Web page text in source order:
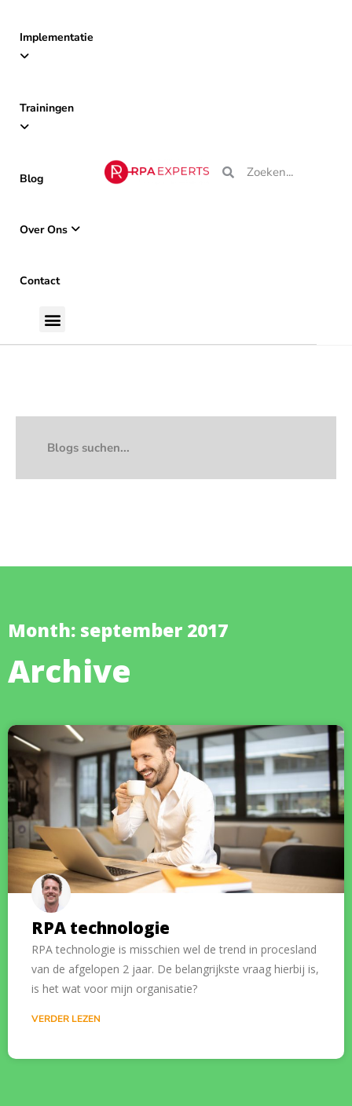
Implementatie
Trainingen
Blog
Over Ons
Contact
Month: september 2017
Archive
RPA technologie
RPA technologie is misschien wel de trend in procesland
van de afgelopen 2 jaar. De belangrijkste vraag hierbij is,
is het wat voor mijn organisatie?
VERDER LEZEN